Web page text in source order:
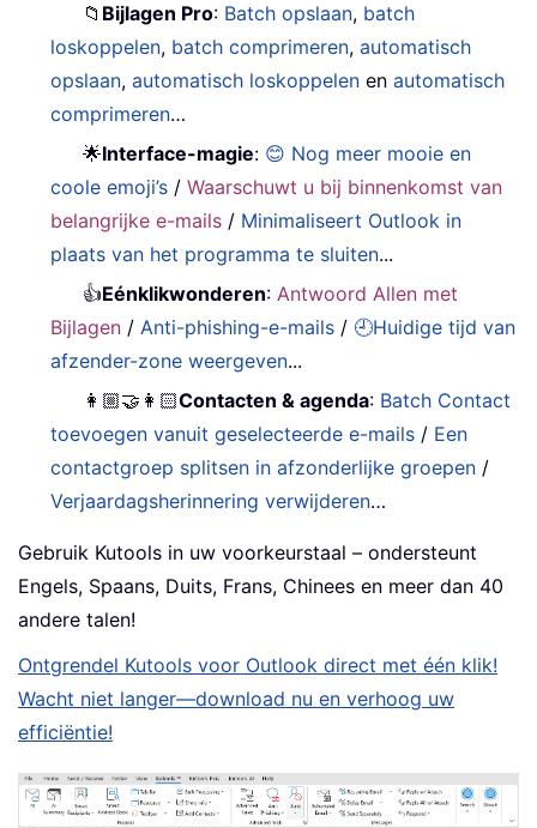
📁 Bijlagen Pro: Batch opslaan, batch
loskoppelen, batch comprimeren,automatisch
opslaan,automatisch loskoppelen enautomatisch
comprimeren…
🌟Interface-magie: 😊 Nog meer mooie en
coole emoji’s /Waarschuwt u bij binnenkomst van
belangrijke e-mails / Minimaliseert Outlook in
plaats van het programma te sluiten...
👍Eénklikwonderen:Antwoord Allen met
Bijlagen /Anti-phishing-e-mails / 🕘Huidige tijd van
afzender-zone weergeven...
👩🏼‍🤝‍👩🏻Contacten & agenda: Batch Contact
toevoegen vanuit geselecteerde e-mails / Een
contactgroep splitsen in afzonderlijke groepen /
Verjaardagsherinnering verwijderen…
Gebruik Kutools in uw voorkeurstaal – ondersteunt
Engels, Spaans, Duits, Frans, Chinees en meer dan 40
andere talen!
Ontgrendel Kutools voor Outlook direct met één klik!
Wacht niet langer—download nu en verhoog uw
efficiëntie!